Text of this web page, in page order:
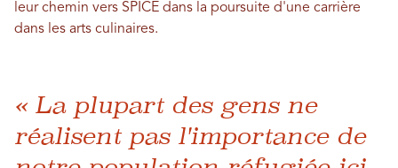
leur chemin vers SPICE dans la poursuite d'une carrière
dans les arts culinaires.
« La plupart des gens ne
réalisent pas l'importance de